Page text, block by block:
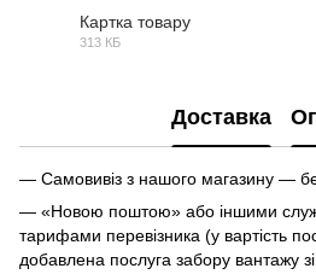
Картка товару
313 КБ
Доставка
— Самовивіз з нашого магазину —
— «Новою поштою» або іншими
тарифами перевізника (у вартість
добавлена послуга забору вантажу зі